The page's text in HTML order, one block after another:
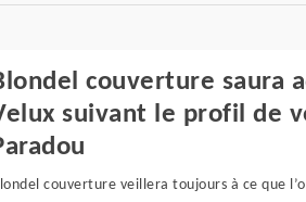
couverture saura
suivant le profil de
couverture veillera toujours à ce que